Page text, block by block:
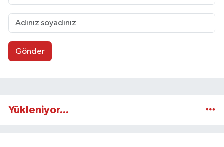
Gönder
Yükleniyor...